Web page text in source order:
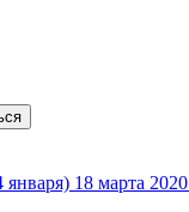
января) 18 марта 2020